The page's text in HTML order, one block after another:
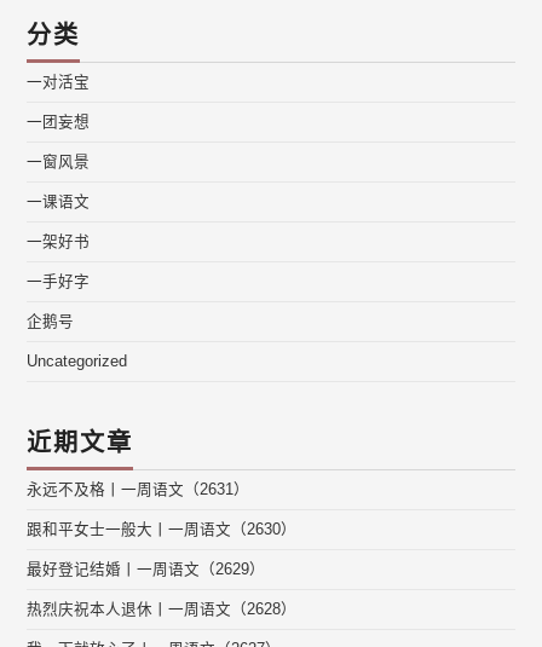
分类
一对活宝
一团妄想
一窗风景
一课语文
一架好书
一手好字
企鹅号
Uncategorized
近期文章
永远不及格丨一周语文（2631）
跟和平女士一般大丨一周语文（2630）
最好登记结婚丨一周语文（2629）
热烈庆祝本人退休丨一周语文（2628）